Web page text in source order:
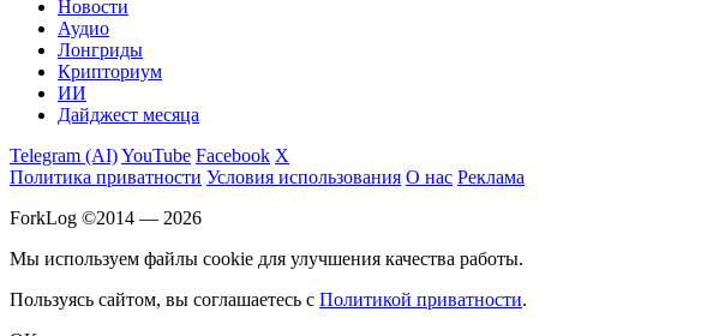
Новости
Аудио
Лонгриды
Крипториум
ИИ
Дайджест месяца
Telegram (AI)YouTube Facebook X
Политика приватности Условия использования О нас Реклама
ForkLog ©2014 — 2026
Мы используем файлы cookie для улучшения качества работы.
Пользуясь сайтом, вы соглашаетесь с Политикой приватности.